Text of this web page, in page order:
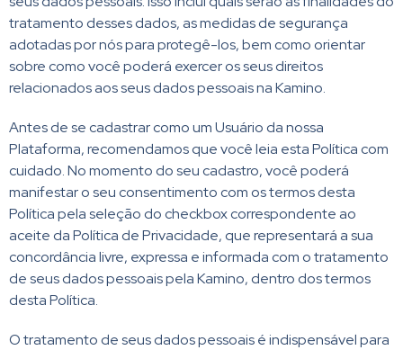
tratamento desses dados, as medidas de segurança
adotadas por nós para protegê-los, bem como orientar
sobre como você poderá exercer os seus direitos
relacionados aos seus dados pessoais na Kamino.
Antes de se cadastrar como um Usuário da nossa
Plataforma, recomendamos que você leia esta Política com
cuidado. No momento do seu cadastro, você poderá
manifestar o seu consentimento com os termos desta
Política pela seleção do checkbox correspondente ao
aceite da Política de Privacidade, que representará a sua
concordância livre, expressa e informada com o tratamento
de seus dados pessoais pela Kamino, dentro dos termos
desta Política.
O tratamento de seus dados pessoais é indispensável para